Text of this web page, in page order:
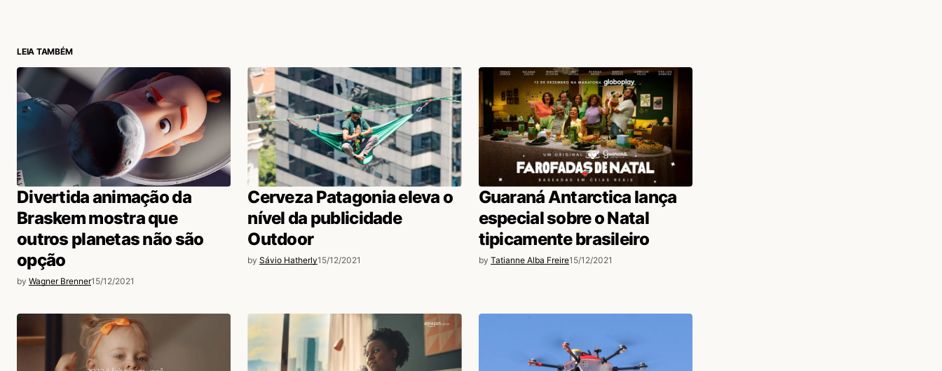
Acesse para responder
Amailto Sales 🇧🇷 (@amailto) 20/12/2021 às 8:39 AM
Estratégia Cacau. Cansa. Mas o público adora os bafafás, e parece não se
importar que está sendo enganado.
Acesse para responder
LEIA TAMBÉM
Divertida animação da
Braskem mostra que
outros planetas não são
opção
by Wagner Brenner15/12/2021
Cerveza Patagonia eleva o
nível da publicidade
Outdoor
by Sávio Hatherly15/12/2021
Guaraná Antarctica lança
especial sobre o Natal
tipicamente brasileiro
by Tatianne Alba Freire15/12/2021